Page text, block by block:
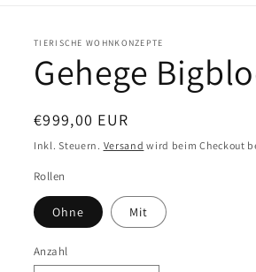
e
g
i
o
TIERISCHE WOHNKONZEPTE
Gehege
Normaler
Preis
€999,00 EUR
Inkl. Steuern. Versand wird beim Checkout
Rollen
Ohne Mit
Anzahl